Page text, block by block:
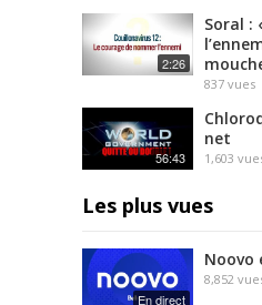
2:26
Soral :
837 vues
56:43
net
1,603
Les plus vues
En direct
Noovo
8,852